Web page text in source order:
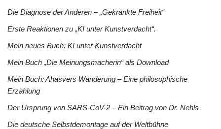
Die Diagnose der Anderen – „Gekränkte Freiheit“
Erste Reaktionen zu „KI unter Kunstverdacht“.
Mein neues Buch: KI unter Kunstverdacht
Mein Buch „Die Meinungsmacherin“ als Download
Mein Buch: Ahasvers Wanderung – Eine philosophische
Erzählung
Der Ursprung von SARS-CoV-2 – Ein Beitrag von Dr. Nehls
Die deutsche Selbstdemontage auf der Weltbühne